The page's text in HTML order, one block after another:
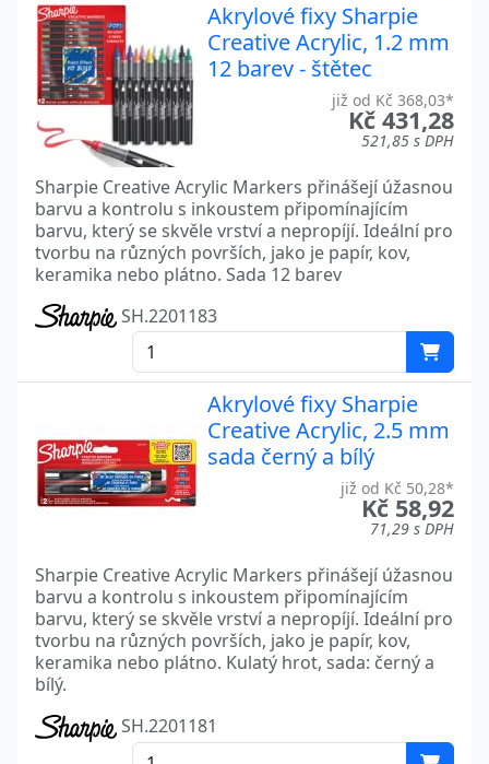
Akrylové fixy Sharpie
Creative Acrylic, 1.2 mm
12 barev - štětec
již od Kč 368,03*
Kč 431,28
521,85 s DPH
Sharpie Creative Acrylic Markers přinášejí úžasnou
barvu a kontrolu s inkoustem připomínajícím
barvu, který se skvěle vrství a nepropíjí. Ideální pro
tvorbu na různých površích, jako je papír, kov,
keramika nebo plátno. Sada 12 barev
SH.2201183
Akrylové fixy Sharpie
Creative Acrylic, 2.5 mm
sada černý a bílý
již od Kč 50,28*
Kč 58,92
71,29 s DPH
Sharpie Creative Acrylic Markers přinášejí úžasnou
barvu a kontrolu s inkoustem připomínajícím
barvu, který se skvěle vrství a nepropíjí. Ideální pro
tvorbu na různých površích, jako je papír, kov,
keramika nebo plátno. Kulatý hrot, sada: černý a
bílý.
SH.2201181